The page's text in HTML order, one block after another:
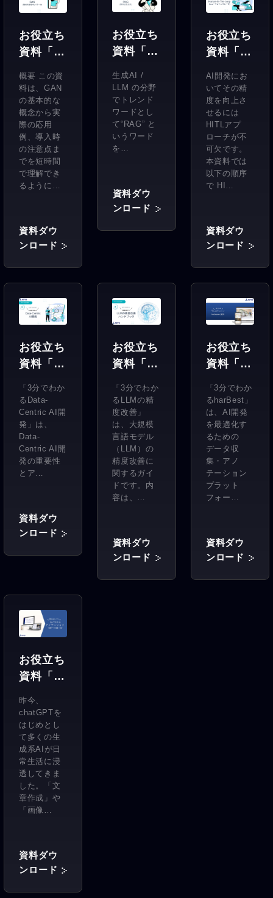
お役立ち
資料「3
る
GAN(敵
対的生成
ネット
ワー
ク)」
概要 この資
料は、GAN
の基本的な
概念から実
際の応用
例、導入時
の注意点ま
でを短時間
で理解でき
るように…
資料ダウ
ンロード
お役立ち
資料「3
る
RAG（
検索拡張
生成）」
生成AI /
LLM の分野
でトレンド
ワードとし
て“RAG” と
いうワード
を…
資料ダウ
ンロード
お役立ち
資料「3
る
Human-
In-The-
Loop(ヒ
ューマン
インザ
ルー
AI開発にお
いてその精
度を向上さ
せるには
HITLアプ
ローチが不
可欠です。
本資料では
以下の順序
で HI…
資料ダウ
ンロード
お役立ち
資料「3
るData-
Centric
AI開発」
「3分でわか
るData-
Centric AI開
発」は、
Data-
Centric AI開
発の重要性
とア…
資料ダウ
ンロード
お役立ち
資料「3
るLLMの
精度改
善」
「3分でわか
るLLMの精
度改善」
は、大規模
言語モデル
（LLM）の
精度改善に
関するガイ
ドです。内
容は、…
資料ダウ
ンロード
お役立ち
資料「3
る
harBest
」
「3分でわか
るharBest」
は、AI開発
を最適化す
るための
データ収
集・アノ
テーション
プラット
フォー…
資料ダウ
ンロード
お役立ち
資料「3
るアノ
テーショ
ン」
昨今、
chatGPTを
はじめとし
て多くの生
成系AIが日
常生活に浸
透してきま
した。「文
章作成」や
「画像…
資料ダウ
ンロード